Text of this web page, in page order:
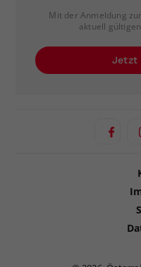
Mit der Anmeldung
aktuell gültigen
Jetzt